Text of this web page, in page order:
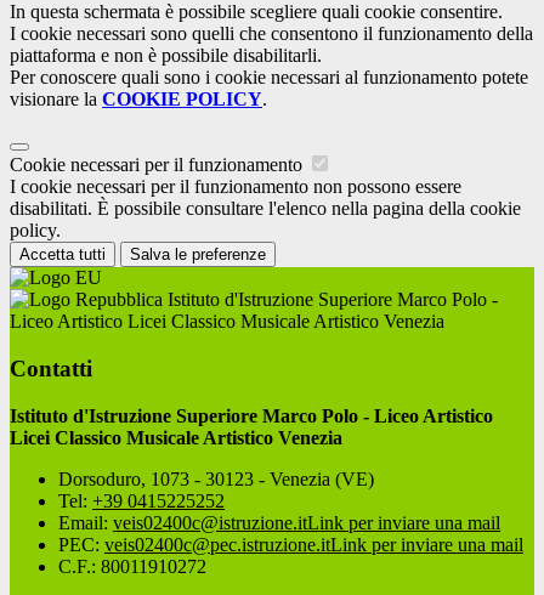
In questa schermata è possibile scegliere quali cookie consentire.
I cookie necessari sono quelli che consentono il funzionamento della
piattaforma e non è possibile disabilitarli.
Per conoscere quali sono i cookie necessari al funzionamento potete
visionare la COOKIE POLICY.
Cookie necessari per il funzionamento
I cookie necessari per il funzionamento non possono essere
disabilitati. È possibile consultare l'elenco nella pagina della cookie
policy.
Accetta tutti Salva le preferenze
Istituto d'Istruzione Superiore Marco Polo -
Liceo Artistico Licei Classico Musicale Artistico Venezia
Contatti
Istituto d'Istruzione Superiore Marco Polo - Liceo Artistico
Licei Classico Musicale Artistico Venezia
Dorsoduro, 1073 - 30123 - Venezia (VE)
Tel: +39 0415225252
Email: veis02400c@istruzione.itLink per inviare una mail
PEC: veis02400c@pec.istruzione.itLink per inviare una mail
C.F.: 80011910272